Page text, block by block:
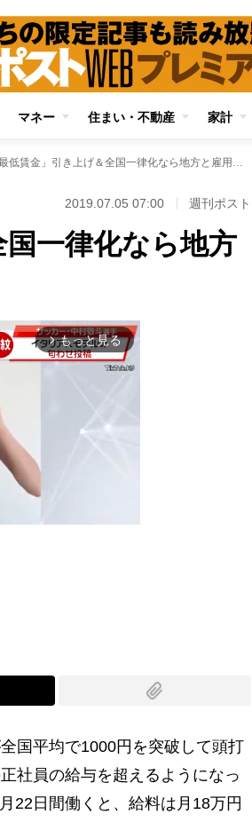
マネー 住まい・不動産 家計
「最低賃金」引き上げ＆全国一律化なら地方と雇用が壊滅する
2019.07.05 07:00 週刊ポスト
国一律化なら地方
arrow_forward_ios もっと見る
国平均で1000円を突破して頭打
社員の給与を超えるようになっ
22日間働くと、給料は月18万円